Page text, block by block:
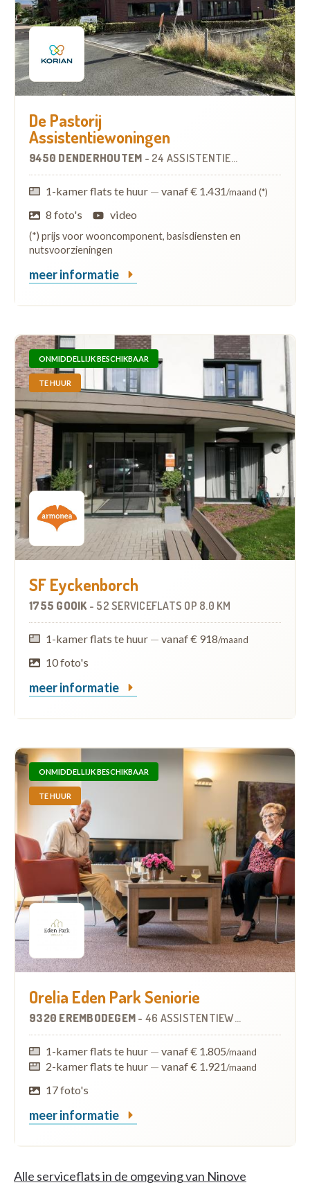
De Pastorij
Assistentiewoningen
9450 DENDERHOUTEM - 24 ASSISTENTIEWONINGEN
1-kamer flats te huur — vanaf € 1.431/maand (*)
8 foto's video
(*) prijs voor wooncomponent, basisdiensten en
nutsvoorzieningen
meer informatie
ONMIDDELLIJK BESCHIKBAAR
TE HUUR
SF Eyckenborch
1755 GOOIK - 52 SERVICEFLATS OP 8.0 KM
1-kamer flats te huur — vanaf € 918/maand
10 foto's
meer informatie
ONMIDDELLIJK BESCHIKBAAR
TE HUUR
Orelia Eden Park Seniorie
9320 EREMBODEGEM - 46 ASSISTENTIEWONINGEN
1-kamer flats te huur — vanaf € 1.805/maand
2-kamer flats te huur — vanaf € 1.921/maand
17 foto's
meer informatie
Alle serviceflats in de omgeving van Ninove